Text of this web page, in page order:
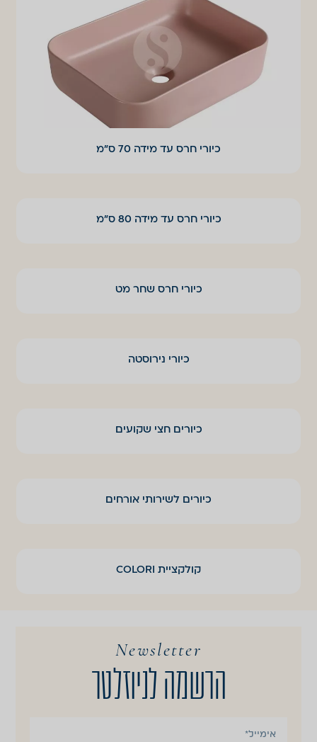
כיורי חרס עד מידה 70 ס"מ
כיורי חרס עד מידה 80 ס"מ
כיורי חרס שחר מט
כיורי נירוסטה
כיורים חצי שקועים
כיורים לשירותי אורחים
קולקציית COLORI
Newsletter
הרשמה לניוזלטר